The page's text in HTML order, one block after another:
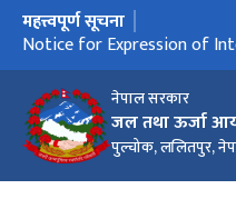
नेपाल सरकार
जल तथा ऊर्जा
पुल्चोक, ललितपुर,
मुख्य नेभिगेसनमा जानुहोस्
महत्त्वपूर्ण सूचना
Notice for Expression of